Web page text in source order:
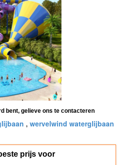
bent, gelieve ons te contacteren
, wervelwind waterglijbaan
prijs voor